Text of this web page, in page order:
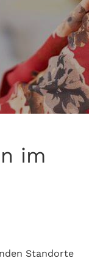
im
Standorte